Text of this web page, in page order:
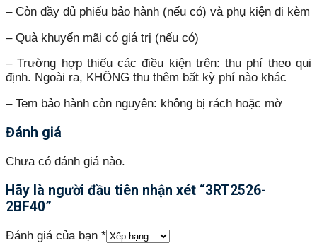
– Còn đầy đủ phiếu bảo hành (nếu có) và phụ kiện đi kèm
– Quà khuyến mãi có giá trị (nếu có)
– Trường hợp thiếu các điều kiện trên: thu phí theo qui
định. Ngoài ra, KHÔNG thu thêm bất kỳ phí nào khác
– Tem bảo hành còn nguyên: không bị rách hoặc mờ
Đánh giá
Chưa có đánh giá nào.
Hãy là người đầu tiên nhận xét “3RT2526-
2BF40”
Đánh giá của bạn *